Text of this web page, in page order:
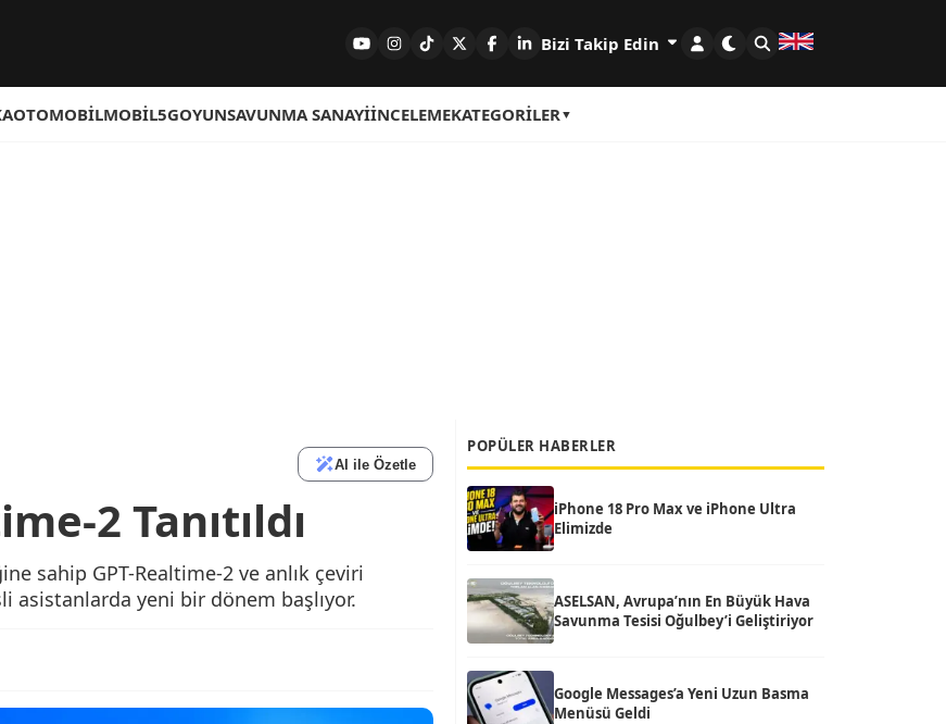
Bizi Takip Edin
OTOMOBILMOBIL5GOYUNSAVUNMA SANAYIİNCELEMEKATEGORILER
AI ile Özetle
2 Tanıtıldı
sahip GPT-Realtime-2 ve anlık çeviri
asistanlarda yeni bir dönem başlıyor.
POPÜLER HABERLER
iPhone 18 Pro Max ve iPhone Ultra
Elimizde
ASELSAN, Avrupa’nın En Büyük Hava
Savunma Tesisi Oğulbey’i Geliştiriyor
Google Messages’a Yeni Uzun Basma
Menüsü Geldi